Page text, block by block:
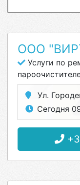
ООО
Услуги по
Ул.
Сегодня